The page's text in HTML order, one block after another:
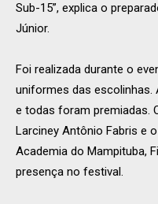
Sub-15”, explica o
Júnior.
Foi realizada durante o
uniformes das escolinhas.
e todas foram premiadas.
Larciney Antônio Fabris e
Academia do Mampituba,
presença no festival.